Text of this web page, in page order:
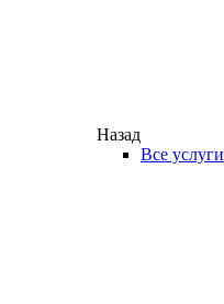
Назад
Все услуги